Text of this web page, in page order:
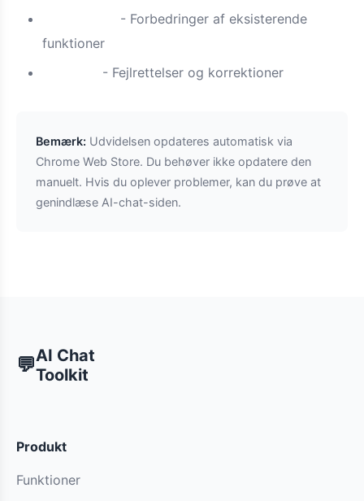
- Forbedringer af eksisterende
funktioner
- Fejlrettelser og korrektioner
Bemærk: Udvidelsen opdateres automatisk via
Chrome Web Store. Du behøver ikke opdatere den
manuelt. Hvis du oplever problemer, kan du prøve at
genindlæse AI-chat-siden.
💬AI Chat
Toolkit
Produkt
Funktioner